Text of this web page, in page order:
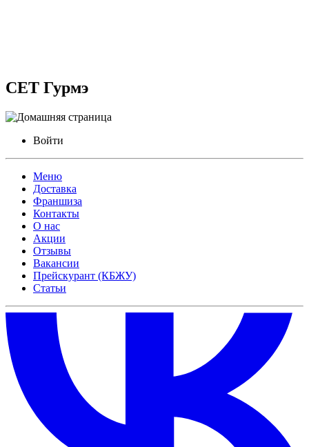
СЕТ Гурмэ
Войти
Меню
Доставка
Франшиза
Контакты
О нас
Акции
Отзывы
Вакансии
Прейскурант (КБЖУ)
Статьи